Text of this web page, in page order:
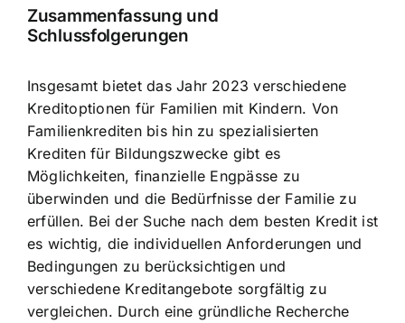
Zusammenfassung und
Schlussfolgerungen
Insgesamt bietet das Jahr 2023 verschiedene
Kreditoptionen für Familien mit Kindern. Von
Familienkrediten bis hin zu spezialisierten
Krediten für Bildungszwecke gibt es
Möglichkeiten, finanzielle Engpässe zu
überwinden und die Bedürfnisse der Familie zu
erfüllen. Bei der Suche nach dem besten Kredit ist
es wichtig, die individuellen Anforderungen und
Bedingungen zu berücksichtigen und
verschiedene Kreditangebote sorgfältig zu
vergleichen. Durch eine gründliche Recherche